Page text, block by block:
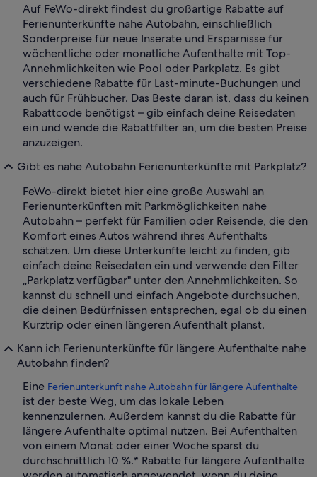
Auf FeWo-direkt findest du großartige Rabatte auf
Ferienunterkünfte nahe Autobahn, einschließlich
Sonderpreise für neue Inserate und Ersparnisse für
wöchentliche oder monatliche Aufenthalte mit Top-
Annehmlichkeiten wie Pool oder Parkplatz. Es gibt
verschiedene Rabatte für Last-minute-Buchungen und
auch für Frühbucher. Das Beste daran ist, dass du keinen
Rabattcode benötigst – gib einfach deine Reisedaten
ein und wende die Rabattfilter an, um die besten Preise
anzuzeigen.
Gibt es nahe Autobahn Ferienunterkünfte mit Parkplatz?
FeWo-direkt bietet hier eine große Auswahl an
Ferienunterkünften mit Parkmöglichkeiten nahe
Autobahn – perfekt für Familien oder Reisende, die den
Komfort eines Autos während ihres Aufenthalts
schätzen. Um diese Unterkünfte leicht zu finden, gib
einfach deine Reisedaten ein und verwende den Filter
„Parkplatz verfügbar" unter den Annehmlichkeiten. So
kannst du schnell und einfach Angebote durchsuchen,
die deinen Bedürfnissen entsprechen, egal ob du einen
Kurztrip oder einen längeren Aufenthalt planst.
Kann ich Ferienunterkünfte für längere Aufenthalte nahe
Autobahn finden?
Eine Ferienunterkunft nahe Autobahn für längere Aufenthalte
ist der beste Weg, um das lokale Leben
kennenzulernen. Außerdem kannst du die Rabatte für
längere Aufenthalte optimal nutzen. Bei Aufenthalten
von einem Monat oder einer Woche sparst du
durchschnittlich 10 %.* Rabatte für längere Aufenthalte